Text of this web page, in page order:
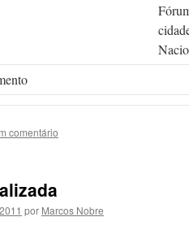
comentário
por Marcos Nobre